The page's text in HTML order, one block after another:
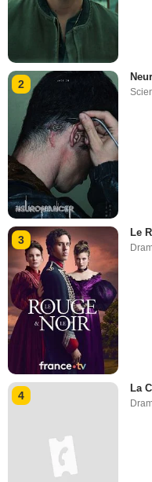
2
3
Le
4
La